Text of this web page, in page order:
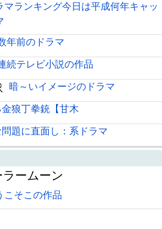
マランキング今日は平成何年キャッ
年前のドラマ
続テレビ小説の作品
暗～いイメージのドラマ
狼丁拳銃【甘木
題に直面し：系ドラマ
ームーン
こそこの作品